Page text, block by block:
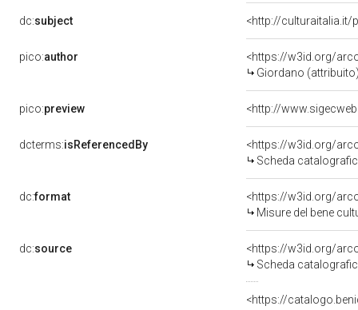
dc:subject <http://culturaitalia.it/
pico:author
<https://w3id.org/
Giordano
pico:preview <http://
dcterms:isReferencedBy
<https://w3id.org/
Scheda
dc:format
<https://w3id.org/
Misure del bene
dc:source
<https://w3id.org/
Scheda
<https://